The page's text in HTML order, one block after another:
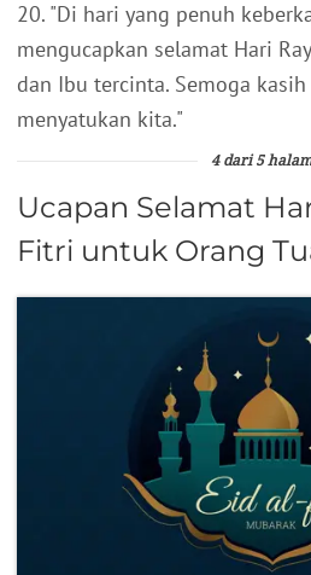
20. "Di hari yang penuh
mengucapkan selamat Hari
dan Ibu tercinta. Semoga
menyatukan kita."
4 dari 5
Ucapan Selamat
Fitri untuk Orang